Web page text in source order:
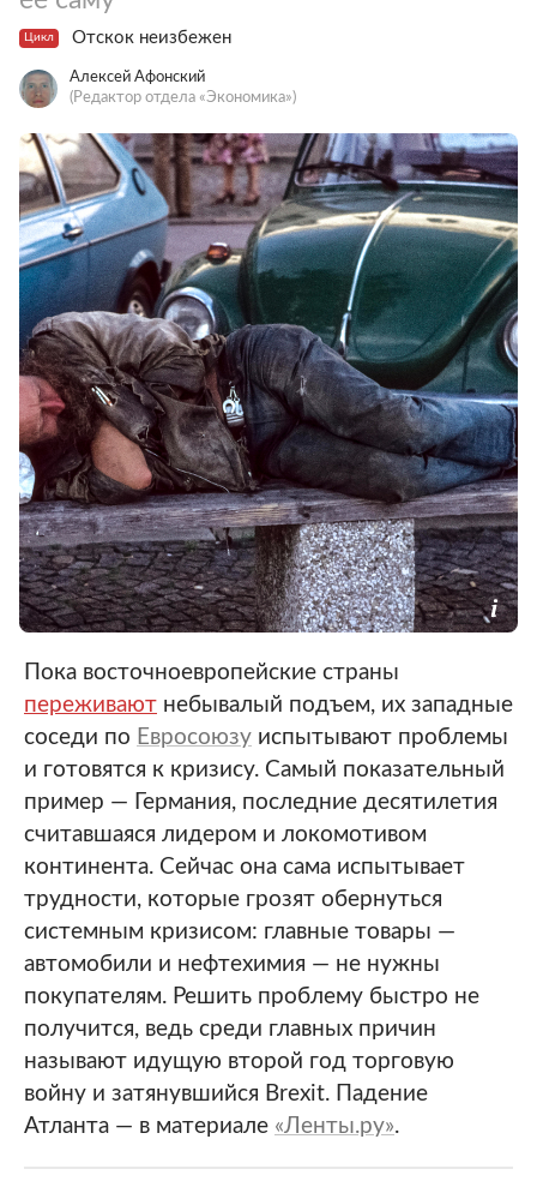
Цикл Отскок неизбежен
Алексей Афонский
(Редактор отдела «Экономика»)
Пока восточноевропейские страны
переживают небывалый подъем, их западные
соседи по Евросоюзу испытывают проблемы
и готовятся к кризису. Самый показательный
пример — Германия, последние десятилетия
считавшаяся лидером и локомотивом
континента. Сейчас она сама испытывает
трудности, которые грозят обернуться
системным кризисом: главные товары —
автомобили и нефтехимия — не нужны
покупателям. Решить проблему быстро не
получится, ведь среди главных причин
называют идущую второй год торговую
войну и затянувшийся Brexit. Падение
Атланта — в материале «Ленты.ру».